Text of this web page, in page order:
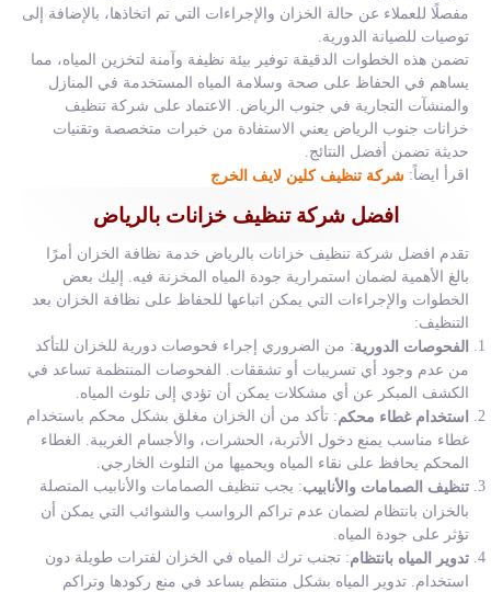
مفصلًا للعملاء عن حالة الخزان والإجراءات التي تم اتخاذها، بالإضافة إلى
توصيات للصيانة الدورية.
تضمن هذه الخطوات الدقيقة توفير بيئة نظيفة وآمنة لتخزين المياه، مما
يساهم في الحفاظ على صحة وسلامة المياه المستخدمة في المنازل
والمنشآت التجارية في جنوب الرياض. الاعتماد على شركة تنظيف
خزانات جنوب الرياض يعني الاستفادة من خبرات متخصصة وتقنيات
حديثة تضمن أفضل النتائج.
اقرأ ايضاً: شركة تنظيف كلين لايف الخرج
افضل شركة تنظيف خزانات بالرياض
تقدم افضل شركة تنظيف خزانات بالرياض خدمة نظافة الخزان أمرًا
بالغ الأهمية لضمان استمرارية جودة المياه المخزنة فيه. إليك بعض
الخطوات والإجراءات التي يمكن اتباعها للحفاظ على نظافة الخزان بعد
التنظيف:
الفحوصات الدورية: من الضروري إجراء فحوصات دورية للخزان للتأكد
من عدم وجود أي تسريبات أو تشققات. الفحوصات المنتظمة تساعد في
الكشف المبكر عن أي مشكلات يمكن أن تؤدي إلى تلوث المياه.
استخدام غطاء محكم: تأكد من أن الخزان مغلق بشكل محكم باستخدام
غطاء مناسب يمنع دخول الأتربة، الحشرات، والأجسام الغريبة. الغطاء
المحكم يحافظ على نقاء المياه ويحميها من التلوث الخارجي.
تنظيف الصمامات والأنابيب: يجب تنظيف الصمامات والأنابيب المتصلة
بالخزان بانتظام لضمان عدم تراكم الرواسب والشوائب التي يمكن أن
تؤثر على جودة المياه.
تدوير المياه بانتظام: تجنب ترك المياه في الخزان لفترات طويلة دون
استخدام. تدوير المياه بشكل منتظم يساعد في منع ركودها وتراكم